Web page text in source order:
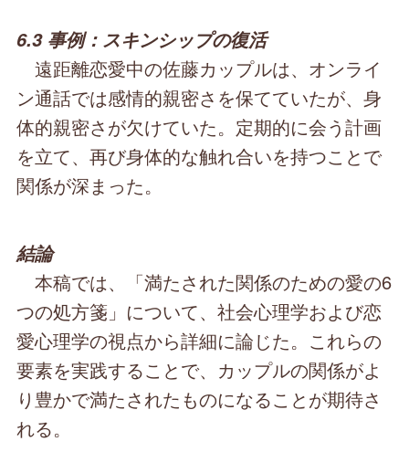
6.3 事例：スキンシップの復活
遠距離恋愛中の佐藤カップルは、オンライ
ン通話では感情的親密さを保てていたが、身
体的親密さが欠けていた。定期的に会う計画
を立て、再び身体的な触れ合いを持つことで
関係が深まった。
結論
本稿では、「満たされた関係のための愛の6
つの処方箋」について、社会心理学および恋
愛心理学の視点から詳細に論じた。これらの
要素を実践することで、カップルの関係がよ
り豊かで満たされたものになることが期待さ
れる。